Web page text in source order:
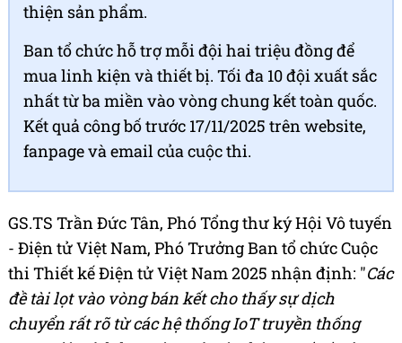
thiện sản phẩm.
Ban tổ chức hỗ trợ mỗi đội hai triệu đồng để
mua linh kiện và thiết bị. Tối đa 10 đội xuất sắc
nhất từ ba miền vào vòng chung kết toàn quốc.
Kết quả công bố trước 17/11/2025 trên website,
fanpage và email của cuộc thi.
GS.TS Trần Đức Tân, Phó Tổng thư ký Hội Vô tuyến
- Điện tử Việt Nam, Phó Trưởng Ban tổ chức Cuộc
thi Thiết kế Điện tử Việt Nam 2025 nhận định: "Các
đề tài lọt vào vòng bán kết cho thấy sự dịch
chuyển rất rõ từ các hệ thống IoT truyền thống